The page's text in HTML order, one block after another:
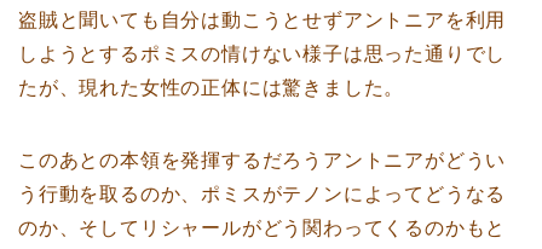
盗賊と聞いても自分は動こうとせずアントニアを利用
しようとするポミスの情けない様子は思った通りでし
たが、現れた女性の正体には驚きました。
このあとの本領を発揮するだろうアントニアがどうい
う行動を取るのか、ポミスがテノンによってどうなる
のか、そしてリシャールがどう関わってくるのかもと